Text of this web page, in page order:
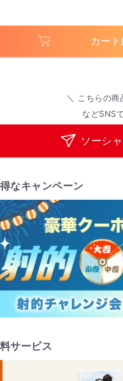
カー
＼ こちらの商
などSNS
ソーシ
なキャンペーン
サービス